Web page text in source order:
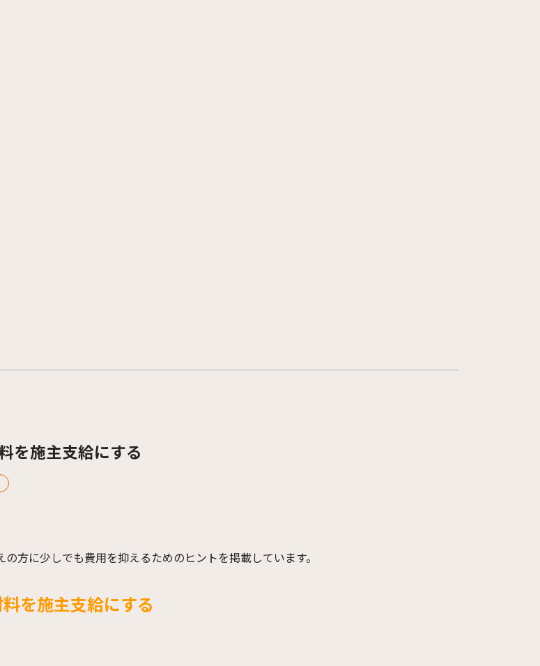
施主支給にする
方に少しでも費用を抑えるためのヒントを掲載しています。
施主支給にする